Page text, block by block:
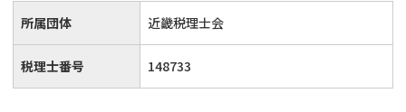
所属団体 近畿税理士会
税理士番号 148733